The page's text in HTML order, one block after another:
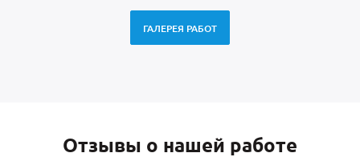
ГАЛЕРЕЯ РАБОТ
Отзывы о нашей работе